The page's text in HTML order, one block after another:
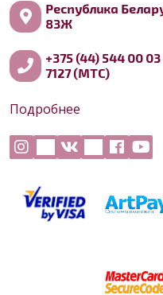
Республика
83Ж
+375 (44) 544 00 03
7127 (МТС)
Подробнее